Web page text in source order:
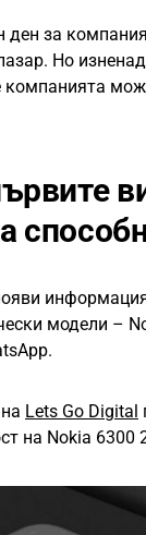
за
Но
компанията
модели –
Lets Go Digital
на Nokia 6300